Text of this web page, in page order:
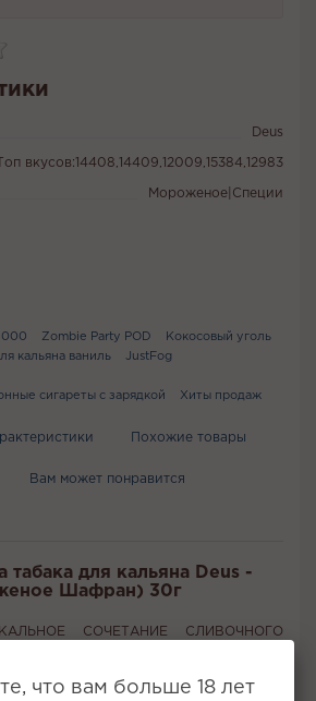
Deus
Топ вкусов:14408,14409,12009,15384,12983
Мороженое|Специи
Zombie Party POD
Кокосовый уголь
кальяна ваниль
JustFog
сигареты с зарядкой
Хиты продаж
Похожие товары
Вам может понравится
табака для кальяна Deus -
Шафран) 30г
СОЧЕТАНИЕ СЛИВОЧНОГО
что вам больше 18 лет